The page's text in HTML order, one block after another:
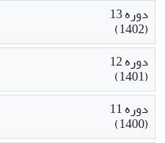
دوره 13
(1402)
دوره 12
(1401)
دوره 11
(1400)